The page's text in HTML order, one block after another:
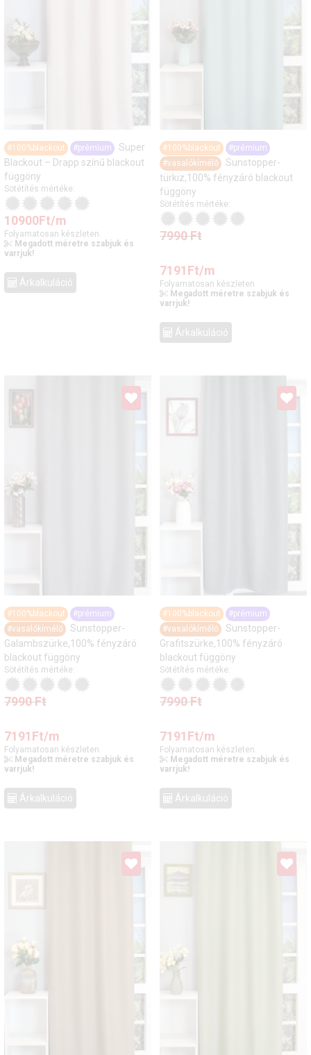
#100%blackout #prémium
Super
Blackout – Drapp színű blackout
függöny
Sötétítés mértéke:
10900Ft/m
Folyamatosan készleten.
Megadott méretre szabjuk és
varrjuk!
Árkalkuláció
#100%blackout
#prémium
#vasalókímélő
Sunstopper-
türkiz,100% fényzáró blackout
függöny
Sötétítés mértéke:
7990Ft
7191Ft/m
Folyamatosan készleten.
Megadott méretre szabjuk és
varrjuk!
Árkalkuláció
#100%blackout
#prémium
#vasalókímélő
Sunstopper-
Galambszürke,100% fényzáró
blackout függöny
Sötétítés mértéke:
7990Ft
7191Ft/m
Folyamatosan készleten.
Megadott méretre szabjuk és
varrjuk!
Árkalkuláció
#100%blackout
#prémium
#vasalókímélő
Sunstopper-
Grafitszürke,100% fényzáró
blackout függöny
Sötétítés mértéke:
7990Ft
7191Ft/m
Folyamatosan készleten.
Megadott méretre szabjuk és
varrjuk!
Árkalkuláció